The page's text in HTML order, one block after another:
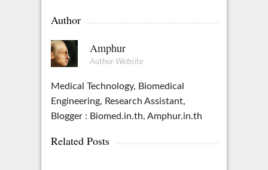
Author
Amphur
Author Website
Medical Technology, Biomedical
Engineering, Research Assistant,
Blogger : Biomed.in.th, Amphur.in.th
Related Posts